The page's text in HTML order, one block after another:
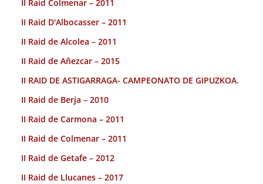
II Raid Colmenar – 2011
II Raid D'Albocasser – 2011
II Raid de Alcolea – 2011
II Raid de Añezcar – 2015
II RAID DE ASTIGARRAGA- CAMPEONATO DE GIPUZKOA.
II Raid de Berja – 2010
II Raid de Carmona – 2011
II Raid de Colmenar – 2011
II Raid de Getafe – 2012
II Raid de Llucanes – 2017